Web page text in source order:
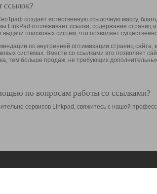
ссылок?
создает естественную ссылочную массу,
LinkPad отслеживает ссылки, содержание
поисковых систем, что позволяет
по внутренней оптимизации страниц сайта,
системах. Вместе со ссылками это позволяет
тем больше продаж, не требующих
по вопросам работы со ссылками?
сервисов Linkpad, свяжитесь с нашей